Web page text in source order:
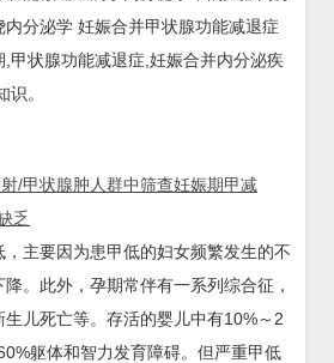
分泌学 妊娠合并甲状腺功能减退症
,甲状腺功能减退症,妊娠合并内分泌疾
。
/甲状腺肿人群中筛查妊娠期甲减
乏
主要因为患甲低的妇女频繁发生的不
。此外，孕期常伴有一系列综合征，
儿死亡等。存活的婴儿中有10%～2
躯体和智力发育障碍。但严重甲低